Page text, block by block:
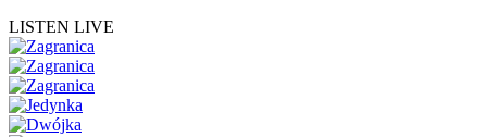
LISTEN LIVE